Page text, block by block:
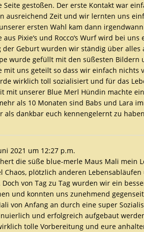
Seite gestoßen. Der erste Kontakt war
ausreichend Zeit und wir lernten uns
ersten Wahl kam dann
Pixie‘s und Rocco‘s Wurf wird bei uns
Geburt wurden wir ständig über alles
wurde gefüllt mit den süßesten Bildern
uns geteilt so dass wir einfach nichts
wirklich toll sozialisiert und für das
mit unserer Blue Merl Hündin machte
als 10 Monaten sind Babs und Lara
dankbar euch kennengelernt zu
2021 um 12:27 p.m.
die süße blue-merle Maus Mali mein
plötzlich anderen
von Tag zu Tag wurden wir ein
und konnten uns zunehmend
von Anfang an durch eine super
und erfolgreich aufgebaut
tolle Vorbereitung und eure